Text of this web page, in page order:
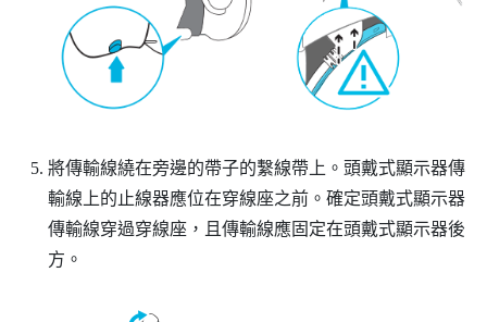
將傳輸線繞在旁邊的帶子的繫線帶上。頭戴式顯示器傳
輸線上的止線器應位在穿線座之前。確定頭戴式顯示器
傳輸線穿過穿線座，且傳輸線應固定在頭戴式顯示器後
方。